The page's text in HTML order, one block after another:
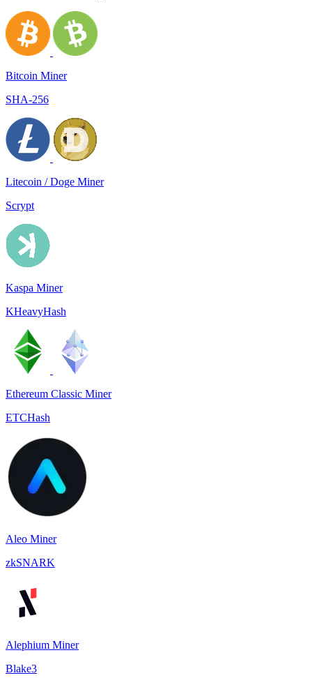
Bitcoin Miner
SHA-256
Litecoin / Doge Miner
Scrypt
Kaspa Miner
KHeavyHash
Ethereum Classic Miner
ETCHash
Aleo Miner
zkSNARK
Alephium Miner
Blake3